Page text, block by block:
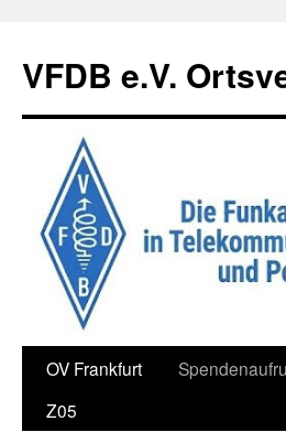
springen
VFDB e.V.
OV Frankfurt
Z05